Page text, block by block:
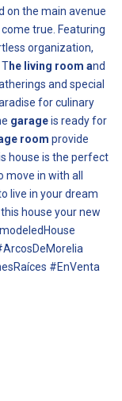
on the main avenue
true. Featuring
organization,
he living room and
and special
for culinary
garageis ready for
room provide
house is the perfect
move in with all
live in your dream
house your new
#EnVenta